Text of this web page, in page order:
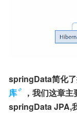
springData简化
库
，我们这章
springData JPA,